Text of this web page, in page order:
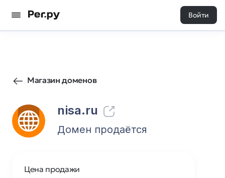
Войти
Магазин доменов
nisa.ru
124 4
Домен продаётся
Цена продажи